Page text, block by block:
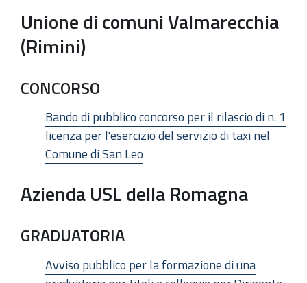
Unione di comuni Valmarecchia
(Rimini)
CONCORSO
Bando di pubblico concorso per il rilascio di n. 1
licenza per l'esercizio del servizio di taxi nel
Comune di San Leo
Azienda USL della Romagna
GRADUATORIA
Avviso pubblico per la formazione di una